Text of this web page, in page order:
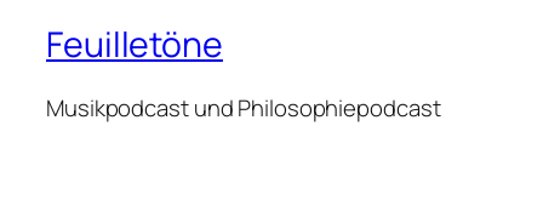
Feuilletöne
Musikpodcast und Philosophiepodcast